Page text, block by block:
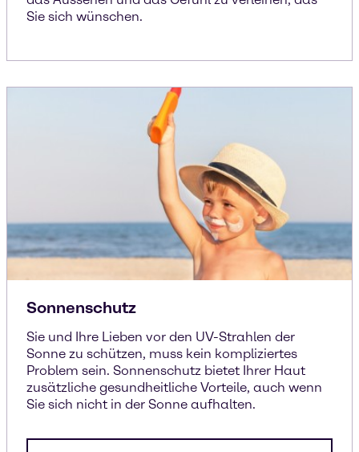
Sie sich wünschen.
Sonnenschutz
Sie und Ihre Lieben vor den UV-Strahlen der
Sonne zu schützen, muss kein kompliziertes
Problem sein. Sonnenschutz bietet Ihrer Haut
zusätzliche gesundheitliche Vorteile, auch wenn
Sie sich nicht in der Sonne aufhalten.